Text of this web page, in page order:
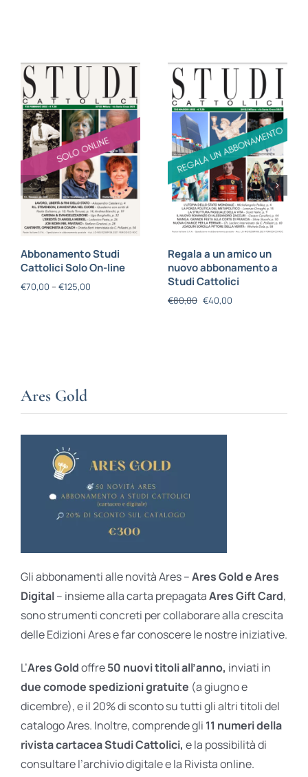
Abbonamento Studi
Cattolici Solo On-line
€70,00 – €125,00
Regala a un amico un
nuovo abbonamento a
Studi Cattolici
€80,00 €40,00
Ares Gold
Gli abbonamenti alle novità Ares –Ares Gold e Ares
Digital– insieme alla carta prepagataAres Gift Card,
sono strumenti concreti per collaborare alla crescita
delle Edizioni Ares e far conoscere le nostre iniziative.
L’Ares Goldoffre50 nuovi titoli all’anno, inviati in
due comode spedizioni gratuite (a giugno e
dicembre), e il 20% di sconto su tutti gli altri titoli del
catalogo Ares. Inoltre, comprende gli 11 numeri della
rivista cartacea Studi Cattolici, e la possibilità di
consultare l’archivio digitale e la Rivista online.